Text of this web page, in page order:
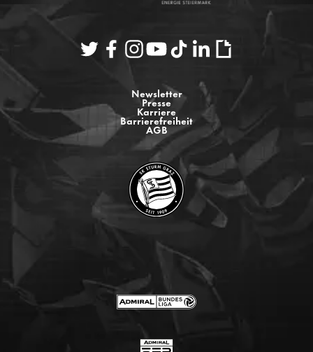
Newsletter
Presse
Karriere
Barrierefreiheit
AGB